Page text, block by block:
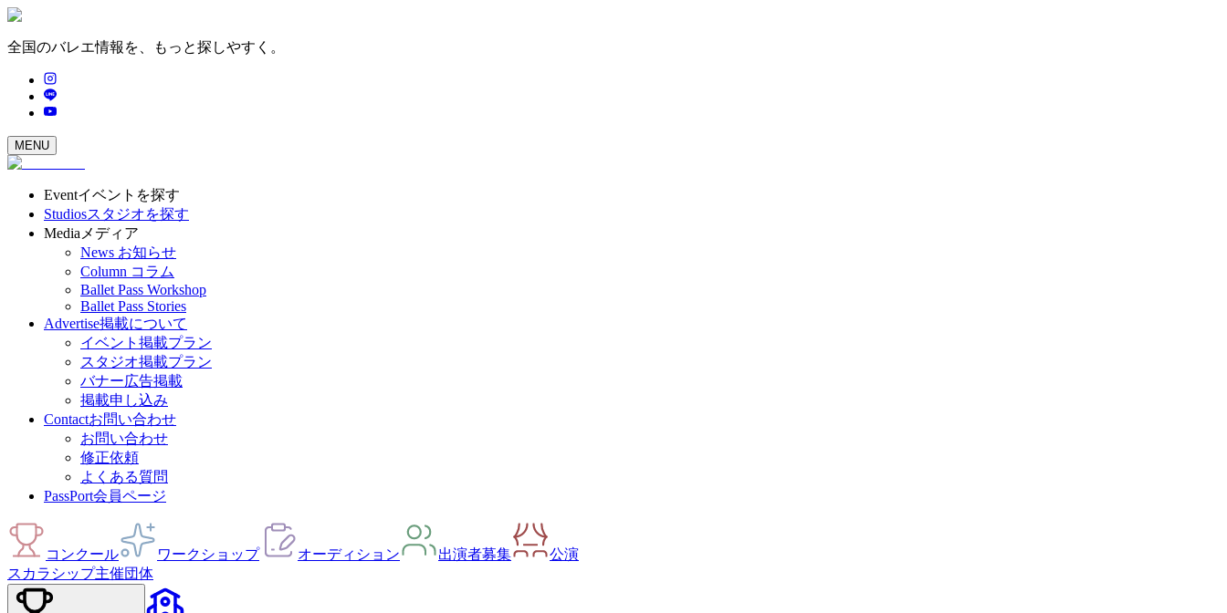
全国のバレエ情報を、もっと探しやすく。
MENU
Eventイベントを探す
Studiosスタジオを探す
Media メディア
News お知らせ
Column コラム
Ballet Pass Workshop
Ballet Pass Stories
Advertise掲載について
イベント掲載プラン
スタジオ掲載プラン
バナー広告掲載
掲載申し込み
Contactお問い合わせ
お問い合わせ
修正依頼
よくある質問
PassPort会員ページ
コンクール ワークショップ オーディション 出演者募集
公演
スカラシップ主催団体